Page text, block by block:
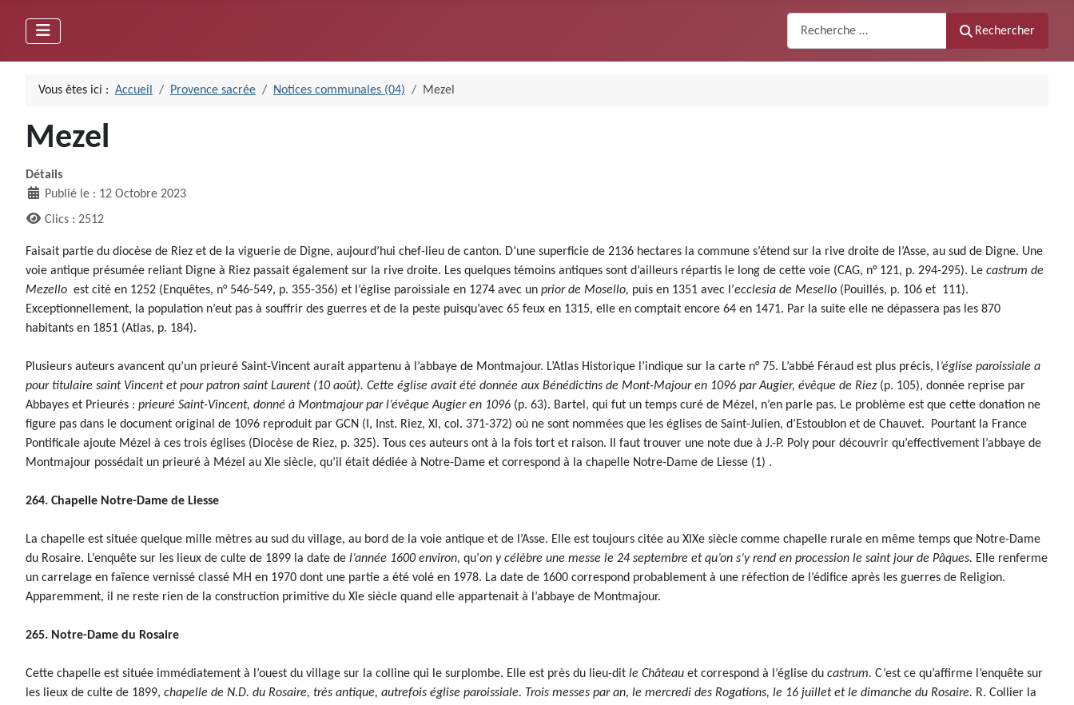
Rechercher
Vous êtes ici : Accueil Provence sacrée Notices communales (04) Mezel
Mezel
Détails
Publié le : 12 Octobre 2023
Clics : 2512
Faisait partie du diocèse de Riez et de la viguerie de Digne, aujourd’hui chef-lieu de canton. D’une superficie de 2136 hectares la commune s’étend sur la rive droite de l’Asse, au sud de Digne. Une
voie antique présumée reliant Digne à Riez passait également sur la rive droite. Les quelques témoins antiques sont d’ailleurs répartis le long de cette voie (CAG, n° 121, p. 294-295). Le castrum de
Mezello est cité en 1252 (Enquêtes, n° 546-549, p. 355-356) et l’église paroissiale en 1274 avec un prior de Mosello, puis en 1351 avec l’ecclesia de Mesello (Pouillés, p. 106 et 111).
Exceptionnellement, la population n’eut pas à souffrir des guerres et de la peste puisqu’avec 65 feux en 1315, elle en comptait encore 64 en 1471. Par la suite elle ne dépassera pas les 870
habitants en 1851 (Atlas, p. 184).
Plusieurs auteurs avancent qu’un prieuré Saint-Vincent aurait appartenu à l’abbaye de Montmajour. L’Atlas Historique l’indique sur la carte n° 75. L’abbé Féraud est plus précis, l
’église paroissiale a
pour titulaire saint Vincent et pour patron saint Laurent (10 août). Cette église avait été donnée aux Bénédictins de Mont-Majour en 1096 par Augier, évêque de Riez (p. 105), donnée reprise par
Abbayes et Prieurés : prieuré Saint-Vincent, donné à Montmajour par l’évêque Augier en 1096 (p. 63). Bartel, qui fut un temps curé de Mézel, n’en parle pas. Le problème est que cette donation ne
figure pas dans le document original de 1096 reproduit par GCN (I, Inst. Riez, XI, col. 371-372) où ne sont nommées que les églises de Saint-Julien, d’Estoublon et de Chauvet. Pourtant la France
Pontificale ajoute Mézel à ces trois églises (Diocèse de Riez, p. 325). Tous ces auteurs ont à la fois tort et raison. Il faut trouver une note due à J.-P. Poly pour découvrir qu’effectivement l’abbaye de
Montmajour possédait un prieuré à Mézel au XIe siècle, qu’il était dédiée à Notre-Dame et correspond à la chapelle Notre-Dame de Liesse (1) .
264. Chapelle Notre-Dame de Liesse
La chapelle est située quelque mille mètres au sud du village, au bord de la voie antique et de l’Asse. Elle est toujours citée au XIXe siècle comme chapelle rurale en même temps que Notre-Dame
du Rosaire. L’enquête sur les lieux de culte de 1899 la date de l’année 1600 environ, qu’on y célèbre une messe le 24 septembre et qu’on s’y rend en procession le saint jour de Pâques. Elle renferme
un carrelage en faïence vernissé classé MH en 1970 dont une partie a été volé en 1978. La date de 1600 correspond probablement à une réfection de l’édifice après les guerres de Religion.
Apparemment, il ne reste rien de la construction primitive du XIe siècle quand elle appartenait à l’abbaye de Montmajour.
265. Notre-Dame du Rosaire
Cette chapelle est située immédiatement à l’ouest du village sur la colline qui le surplombe. Elle est près du lieu-dit le Château et correspond à l’église du castrum. C’est ce qu’affirme l’enquête sur
les lieux de culte de 1899, chapelle de N.D. du Rosaire, très antique, autrefois église paroissiale. Trois messes par an, le mercredi des Rogations, le 16 juillet et le dimanche du Rosaire. R. Collier la